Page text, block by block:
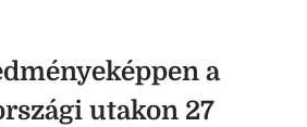
a
utakon 27